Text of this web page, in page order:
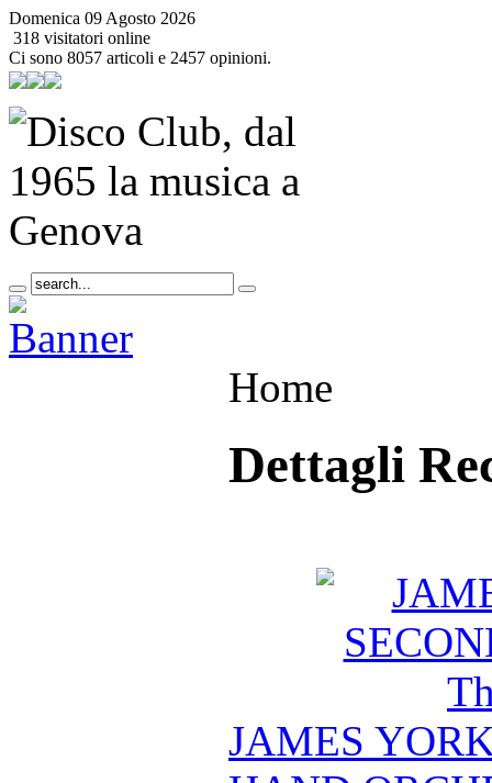
Domenica 09 Agosto 2026
318 visitatori online
Ci sono 8057 articoli e 2457 opinioni.
Home
Dettagli
JAMES